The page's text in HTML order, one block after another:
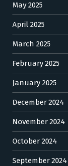
May 2025
April 2025
March 2025
February 2025
January 2025
December 2024
November 2024
October 2024
September 2024